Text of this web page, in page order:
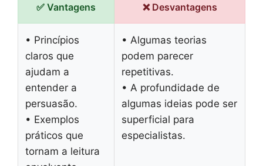
✅ Vantagens ❌ Desvantagens
• Princípios
claros que
ajudam a
entender a
persuasão.
• Exemplos
práticos que
tornam a leitura
• Algumas teorias
podem parecer
repetitivas.
• A profundidade de
algumas ideias pode ser
superficial para
especialistas.